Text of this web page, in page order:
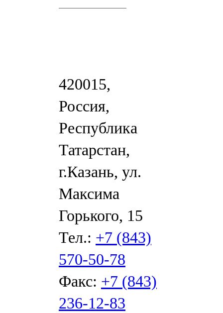
420015,
Россия,
Республика
Татарстан,
г.Казань, ул.
Максима
Горького, 15
Тел.: +7 (843)
570-50-78
Факс: +7 (843)
236-12-83